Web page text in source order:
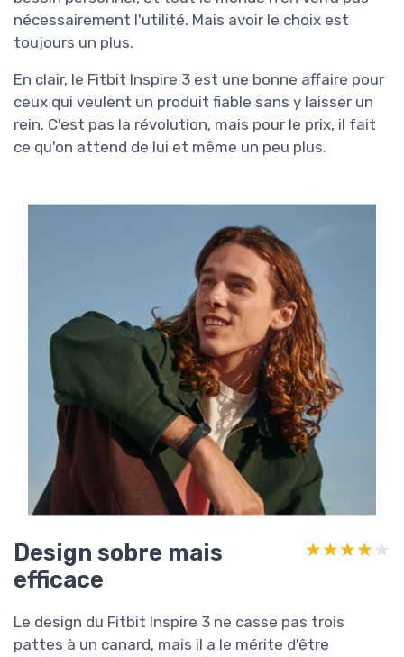
nécessairement l'utilité. Mais avoir le choix est
toujours un plus.
En clair, le Fitbit Inspire 3 est une bonne affaire pour
ceux qui veulent un produit fiable sans y laisser un
rein. C'est pas la révolution, mais pour le prix, il fait
ce qu'on attend de lui et même un peu plus.
Design sobre mais
efficace
★★★★★
★★★★★
Le design du Fitbit Inspire 3 ne casse pas trois
pattes à un canard, mais il a le mérite d'être